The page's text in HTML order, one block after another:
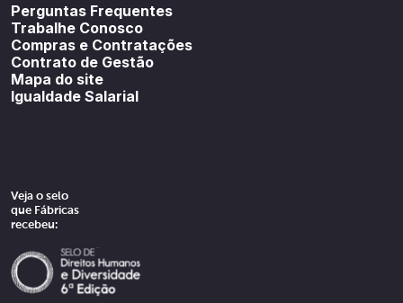
Perguntas Frequentes
Trabalhe Conosco
Compras e Contratações
Contrato de Gestão
Mapa do site
Igualdade Salarial
Veja o selo
que Fábricas
recebeu: